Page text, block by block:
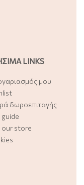
LINKS
μου
δωροεπιταγής
guide
our store